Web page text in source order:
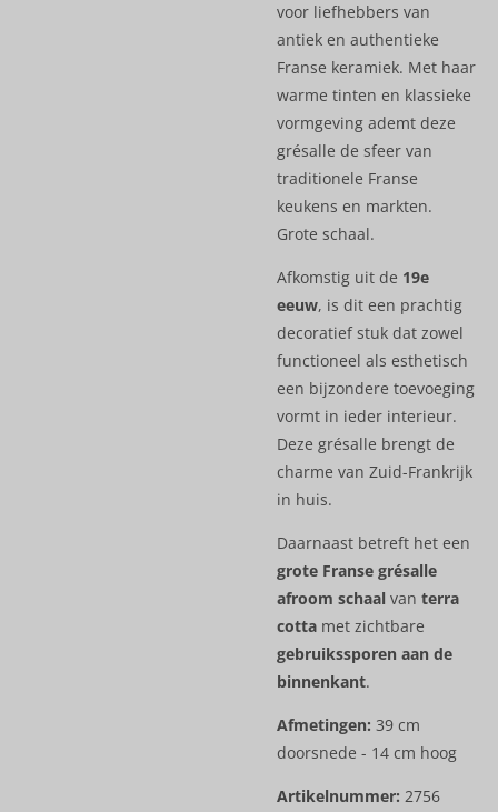
voor liefhebbers van
antiek en authentieke
Franse keramiek. Met haar
warme tinten en klassieke
vormgeving ademt deze
grésalle de sfeer van
traditionele Franse
keukens en markten.
Grote schaal.
Afkomstig uit de 19e
eeuw, is dit een prachtig
decoratief stuk dat zowel
functioneel als esthetisch
een bijzondere toevoeging
vormt in ieder interieur.
Deze grésalle brengt de
charme van Zuid-Frankrijk
in huis.
Daarnaast betreft het een
grote Franse grésalle
afroom schaal van terra
cotta met zichtbare
gebruikssporen aan de
binnenkant.
Afmetingen: 39 cm
doorsnede - 14 cm hoog
Artikelnummer: 2756